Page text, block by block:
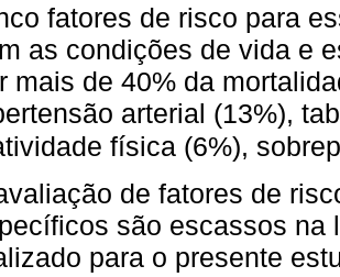
fatores de risco para
as condições de vida e
mais de 40% da
arterial (13%),
física (6%),
de fatores de
são escassos na
para o presente